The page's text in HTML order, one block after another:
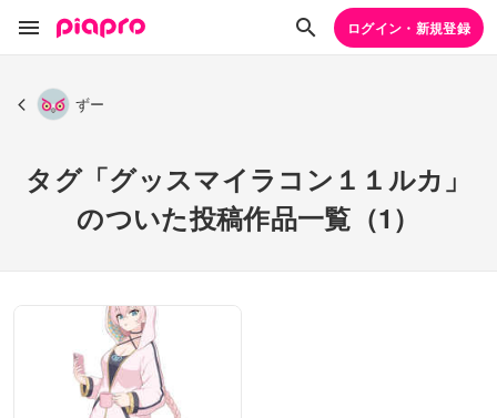
ログイン・新規登録
ずー
タグ「グッスマイラコン１１ルカ」
のついた投稿作品一覧（1）